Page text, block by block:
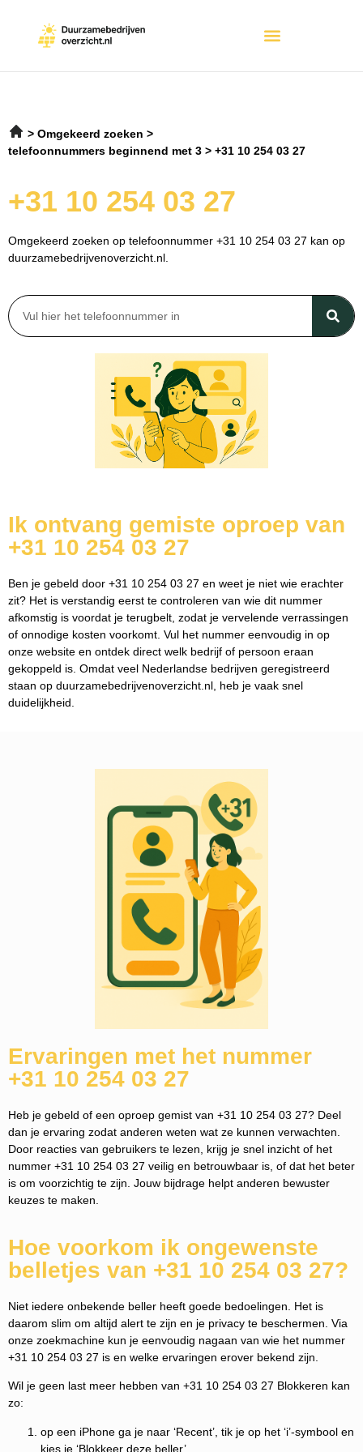
Omgekeerd zoeken
telefoonnummers beginnend met 3
+31 10 254 03 27
+31 10 254 03 27
Omgekeerd zoeken op telefoonnummer +31 10 254 03 27 kan op
duurzamebedrijvenoverzicht.nl.
Ik ontvang gemiste oproep van
+31 10 254 03 27
Ben je gebeld door +31 10 254 03 27 en weet je niet wie erachter
zit? Het is verstandig eerst te controleren van wie dit nummer
afkomstig is voordat je terugbelt, zodat je vervelende verrassingen
of onnodige kosten voorkomt. Vul het nummer eenvoudig in op
onze website en ontdek direct welk bedrijf of persoon eraan
gekoppeld is. Omdat veel Nederlandse bedrijven geregistreerd
staan op duurzamebedrijvenoverzicht.nl, heb je vaak snel
duidelijkheid.
Ervaringen met het nummer
+31 10 254 03 27
Heb je gebeld of een oproep gemist van +31 10 254 03 27? Deel
dan je ervaring zodat anderen weten wat ze kunnen verwachten.
Door reacties van gebruikers te lezen, krijg je snel inzicht of het
nummer +31 10 254 03 27 veilig en betrouwbaar is, of dat het beter
is om voorzichtig te zijn. Jouw bijdrage helpt anderen bewuster
keuzes te maken.
Hoe voorkom ik ongewenste
belletjes van +31 10 254 03 27?
Niet iedere onbekende beller heeft goede bedoelingen. Het is
daarom slim om altijd alert te zijn en je privacy te beschermen. Via
onze zoekmachine kun je eenvoudig nagaan van wie het nummer
+31 10 254 03 27 is en welke ervaringen erover bekend zijn.
Wil je geen last meer hebben van +31 10 254 03 27 Blokkeren kan
zo:
op een iPhone ga je naar ‘Recent’, tik je op het ‘i’-symbool en
kies je ‘Blokkeer deze beller’.